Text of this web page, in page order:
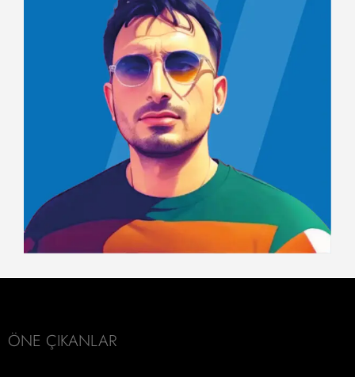
ÖNE ÇIKANLAR